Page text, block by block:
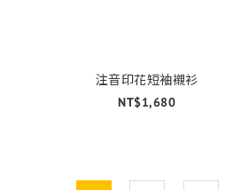
注音印花短袖襯衫
NT$1,680